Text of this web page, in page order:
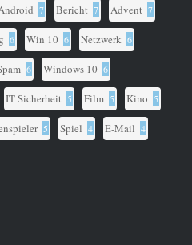
7 Bericht 7 Advent 7
6 Win 10 6 Netzwerk 6
6 Windows 10 6
IT Sicherheit 5 Film 5 Kino 5
5 Spiel 4 E-Mail 4